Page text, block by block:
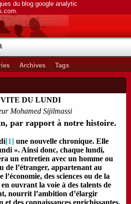
du blog google analytic
Archives Tags
DU LUNDI
Mohamed Sijilmassi
par rapport à notre histoire.
[1] une nouvelle chronique. Elle
». Ainsi donc, chaque lundi,
un entretien avec un homme ou
de l’étranger, appartenant au
des sciences ou de la
ouvrant la voie à des talents de
nourrit l’ambition d’élargir
des connaissances enrichissantes.